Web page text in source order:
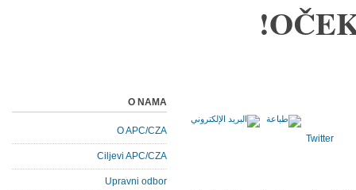
Twitter
O NAMA
O APC/CZA
Ciljevi APC/CZA
Upravni odbor